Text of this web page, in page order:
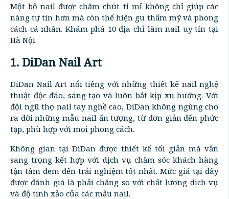
Một bộ nail được chăm chút tỉ mỉ không chỉ giúp các
nàng tự tin hơn mà còn thể hiện gu thẩm mỹ và phong
cách cá nhân. Khám phá 10 địa chỉ làm nail uy tín tại
Hà Nội.
1. DiDan Nail Art
DiDan Nail Art nổi tiếng với những thiết kế nail nghệ
thuật độc đáo, sáng tạo và luôn bắt kịp xu hướng. Với
đội ngũ thợ nail tay nghề cao, DiDan không ngừng cho
ra đời những mẫu nail ấn tượng, từ đơn giản đến phức
tạp, phù hợp với mọi phong cách.
Không gian tại DiDan được thiết kế tối giản mà vẫn
sang trọng kết hợp với dịch vụ chăm sóc khách hàng
tận tâm đem đến trải nghiệm tốt nhất. Mức giá tại đây
được đánh giá là phải chăng so với chất lượng dịch vụ
và độ tinh xảo của các mẫu nail.